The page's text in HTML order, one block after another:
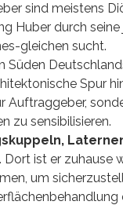
sind meistens
Huber durch
gleichen sucht.
Süden
Spur
Auftraggeber,
zu sensibilisieren.
ist er zuhause
um